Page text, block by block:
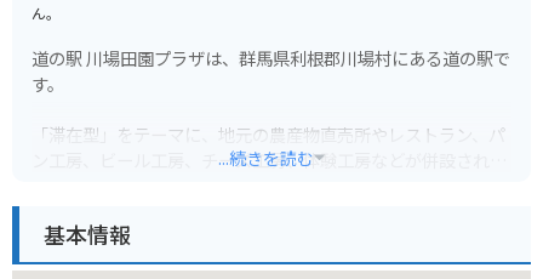
ん。
道の駅 川場田園プラザは、群馬県利根郡川場村にある道の駅で
す。
「滞在型」をテーマに、地元の農産物直売所やレストラン、パ
ン工房、ビール工房、チーズ工房、体験工房などが併設されて
特に人気なのが、地元の新鮮な野菜や果物が並ぶ「ファーマー
ズマーケット」と、焼きたてパンが味わえる「ベーカリー」。
...続きを読む
基本情報